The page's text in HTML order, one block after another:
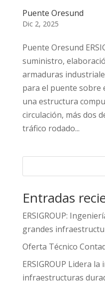
Puente Oresund
Dic 2, 2025
Puente Oresund
suministro,
armaduras
para el puente sobre
una estructura
circulación, más dos
tráfico rodado...
Entradas
ERSIGROUP:
grandes
Oferta Técnico
ERSIGROUP Lidera
infraestructuras